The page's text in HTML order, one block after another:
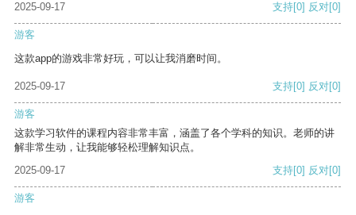
2025-09-17 支持[0] 反对[0]
游客
这款app的游戏非常好玩，可以让我消磨时间。
2025-09-17 支持[0] 反对[0]
游客
这款学习软件的课程内容非常丰富，涵盖了各个学科的知识。老师的讲
解非常生动，让我能够轻松理解知识点。
2025-09-17
支持[0] 反对[0]
游客